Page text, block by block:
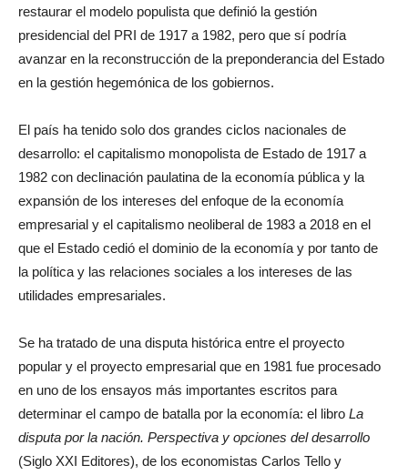
restaurar el modelo populista que definió la gestión
presidencial del PRI de 1917 a 1982, pero que sí podría
avanzar en la reconstrucción de la preponderancia del Estado
en la gestión hegemónica de los gobiernos.
El país ha tenido solo dos grandes ciclos nacionales de
desarrollo: el capitalismo monopolista de Estado de 1917 a
1982 con declinación paulatina de la economía pública y la
expansión de los intereses del enfoque de la economía
empresarial y el capitalismo neoliberal de 1983 a 2018 en el
que el Estado cedió el dominio de la economía y por tanto de
la política y las relaciones sociales a los intereses de las
utilidades empresariales.
Se ha tratado de una disputa histórica entre el proyecto
popular y el proyecto empresarial que en 1981 fue procesado
en uno de los ensayos más importantes escritos para
determinar el campo de batalla por la economía: el libro La
disputa por la nación. Perspectiva y opciones del desarrollo
(Siglo XXI Editores), de los economistas Carlos Tello y